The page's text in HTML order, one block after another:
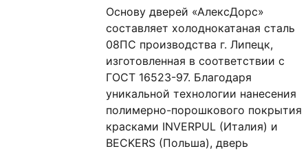
Основу дверей «АлексДорс»
составляет холоднокатаная сталь
08ПС производства г. Липецк,
изготовленная в соответствии с
ГОСТ 16523-97. Благодаря
уникальной технологии нанесения
полимерно-порошкового покрытия
красками INVERPUL (Италия) и
BECKERS (Польша), дверь